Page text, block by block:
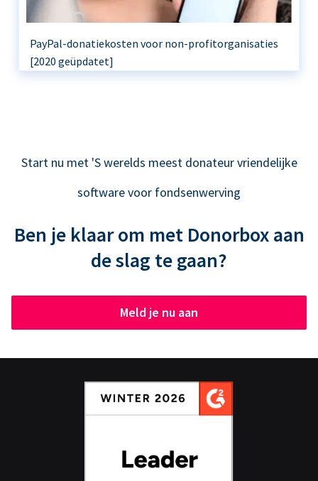
PayPal-donatiekosten voor non-profitorganisaties
[2020 geüpdatet]
Start nu met 'S werelds meest donateur vriendelijke
software voor fondsenwerving
Ben je klaar om met Donorbox aan
de slag te gaan?
Meld je nu aan